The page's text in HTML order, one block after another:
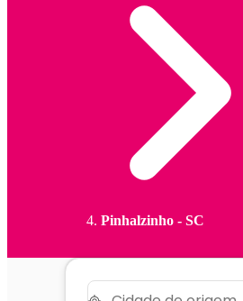
Pinhalzinho - SC